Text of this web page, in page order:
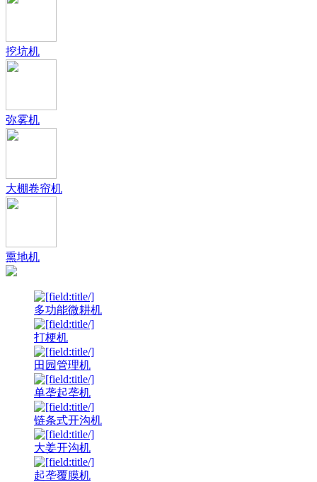
挖坑机
弥雾机
大棚卷帘机
熏地机
多功能微耕机
打梗机
田园管理机
单垄起垄机
链条式开沟机
大姜开沟机
起垄覆膜机